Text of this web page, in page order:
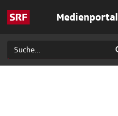
Medienportal